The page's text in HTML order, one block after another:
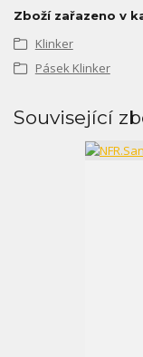
Zboží zařazeno v
Klinker
Pásek Klinker
Související